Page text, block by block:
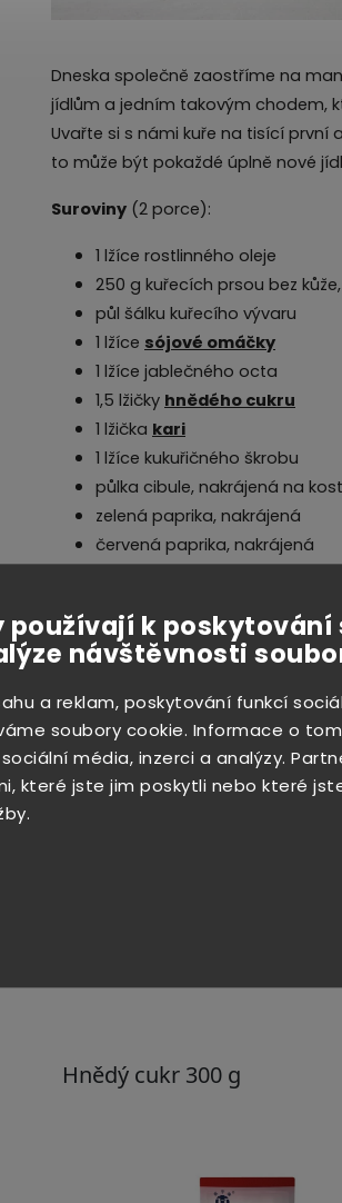
k poskytování
návštěvnosti
a reklam, poskytování funkcí
soubory cookie. Informace o
média, inzerci a analýzy.
které jste jim poskytli nebo které
Dneska společně zaostříme na
jídlům a jedním takovým chodem,
Uvařte si s námi kuře na tisící první
to může být pokaždé úplně nové
Suroviny (2 porce):
1 lžíce rostlinného oleje
250 g kuřecích prsou bez
půl šálku kuřecího vývaru
1 lžíce sójové omáčky
1 lžíce jablečného octa
1,5 lžičky hnědého cukru
1 lžička kari
1 lžíce kukuřičného škrobu
půlka cibule, nakrájená na
zelená paprika, nakrájená
červená paprika, nakrájená
Postup:
Ve velké pánvi rozpalte
vyjměte z pánve.
V misce prošlehejte kuřecí
škrob.
Do pánve dejte cibuli, smažte ji
zelenou a červenou papriku,
Přidejte kuřecí prsa a směs
přidejte nakrájené mango.